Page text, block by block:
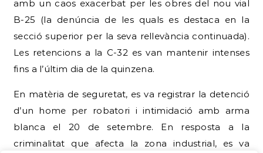
blanca el 20 de setembre. En resposta a la
criminalitat que afecta la zona industrial, es va
anunciar el «blindatge» del Baix Llobregat, incloent
Sant Boi, amb l’extensió de la videovigilància als
polígons.
Finalment, la denúncia sobre la manca de
transport escolar adaptat per a una jove ingressada
al Parc Sanitari Sant Joan de Déu (també recollida
als destacats) subratlla que la inversió en